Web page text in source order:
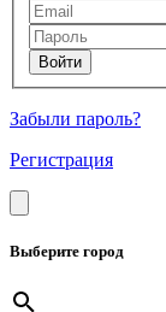
Забыли пароль?
Регистрация
Выберите город